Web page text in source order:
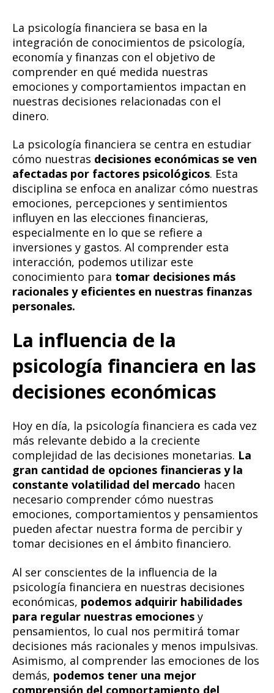
La psicología financiera se basa en la
integración de conocimientos de psicología,
economía y finanzas con el objetivo de
comprender en qué medida nuestras
emociones y comportamientos impactan en
nuestras decisiones relacionadas con el
dinero.
La psicología financiera se centra en estudiar
cómo nuestras decisiones económicas se ven
afectadas por factores psicológicos. Esta
disciplina se enfoca en analizar cómo nuestras
emociones, percepciones y sentimientos
influyen en las elecciones financieras,
especialmente en lo que se refiere a
inversiones y gastos. Al comprender esta
interacción, podemos utilizar este
conocimiento para tomar decisiones más
racionales y eficientes en nuestras finanzas
personales.
La influencia de la
psicología financiera en las
decisiones económicas
Hoy en día, la psicología financiera es cada vez
más relevante debido a la creciente
complejidad de las decisiones monetarias. La
gran cantidad de opciones financieras y la
constante volatilidad del mercado hacen
necesario comprender cómo nuestras
emociones, comportamientos y pensamientos
pueden afectar nuestra forma de percibir y
tomar decisiones en el ámbito financiero.
Al ser conscientes de la influencia de la
psicología financiera en nuestras decisiones
económicas, podemos adquirir habilidades
para regular nuestras emociones y
pensamientos, lo cual nos permitirá tomar
decisiones más racionales y menos impulsivas.
Asimismo, al comprender las emociones de los
demás, podemos tener una mejor
comprensión del comportamiento del